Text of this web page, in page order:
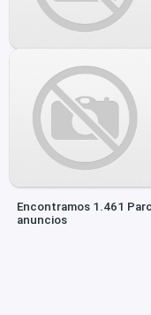
Encontramos 1.461
anuncios